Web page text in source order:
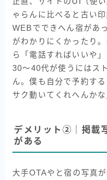
ゃらんに比べると古い
WEBでできへん宿があ
がわかりにくかったり
ら「電話すればいいや
30〜40代が使うにはス
ん。僕も自分で予約す
サク動いてくれへんか
デメリット②｜掲載
がある
大手OTAやと宿の写真